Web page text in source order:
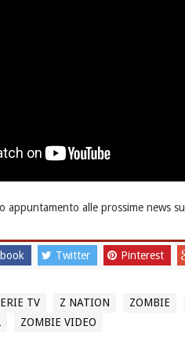
appuntamento alle prossime news su
Twitter Pinterest
TV Z NATION ZOMBIE
ZOMBIE VIDEO